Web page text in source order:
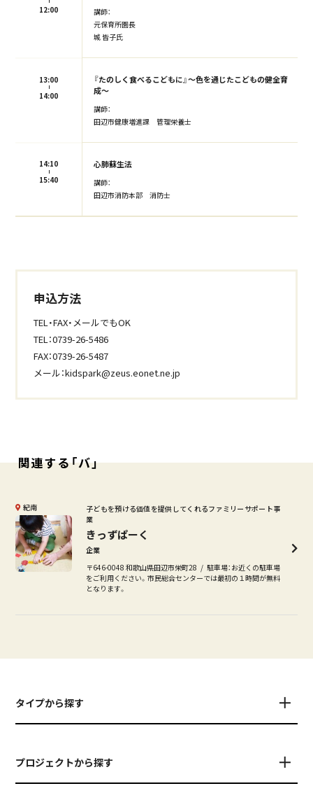
12:00
講師：
元保育所園長
城 皆子氏
13:00
14:00
『たのしく食べるこどもに』〜色を通じたこどもの健全育
成〜
講師：
田辺市健康増進課 管理栄養士
14:10
15:40
心肺蘇生法
講師：
田辺市消防本部 消防士
申込方法
TEL・FAX・メールでもOK
TEL：0739-26-5486
FAX：0739-26-5487
メール：kidspark@zeus.eonet.ne.jp
関連する「バ」
紀南
子どもを預ける価値を提供してくれるファミリーサポート事
業
きっずぱーく
企業
〒646-0048 和歌山県田辺市栄町28
駐車場：お近くの駐車場
をご利用ください。市民総合センターでは最初の１時間が無料
となります。
タイプから探す
プロジェクトから探す